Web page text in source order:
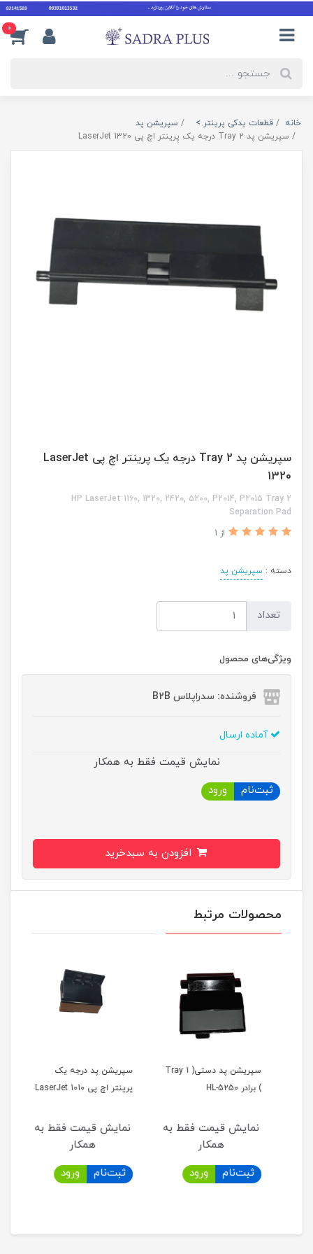
0
خانه قطعات یدکی پرینتر >
سپریشن پد
سپریشن پد Tray 2 درجه یک پرینتر اچ پی LaserJet 1320
سپریشن پد Tray 2 درجه یک پرینتر اچ پی LaserJet
1320
HP LaserJet 1160, 1320, 2420, 5200, P2014, P2015 Tray 2
Separation Pad
از 1
دسته : سپریشن پد
تعداد
ویژگی‌های محصول
فروشنده: سدراپلاس B2B
آماده ارسال
نمایش قیمت فقط به همکار
ثبت‌نام
ورود
محصولات مرتبط
سپریشن پد دستی( Tray 1
) برادر HL-5250
نمایش قیمت فقط به
همکار
ثبت‌نام
ورود
سپریشن پد درجه یک
پرینتر اچ پی LaserJet 1010
نمایش قیمت فقط به
همکار
ثبت‌نام
ورود